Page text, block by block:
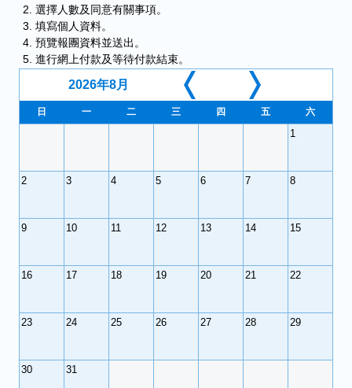
2026年8月
日 一 二 三 四 五 六
1
2 3 4 5 6 7 8
9 10 11 12 13 14 15
16 17 18 19 20 21 22
23 24 25 26 27 28 29
30 31
選擇人數及同意有關事項。
填寫個人資料。
預覽報團資料並送出。
進行網上付款及等待付款結束。